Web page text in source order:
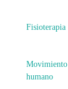
Fisioterapia
Movimiento
humano